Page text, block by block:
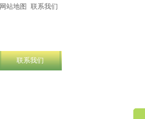
网站地图 联系我们
联系我们